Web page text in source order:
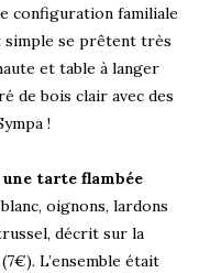
configuration familiale
simple se prêtent très
et table à langer
de bois clair avec des
!
une tarte flambée
oignons, lardons
décrit sur la
L’ensemble était